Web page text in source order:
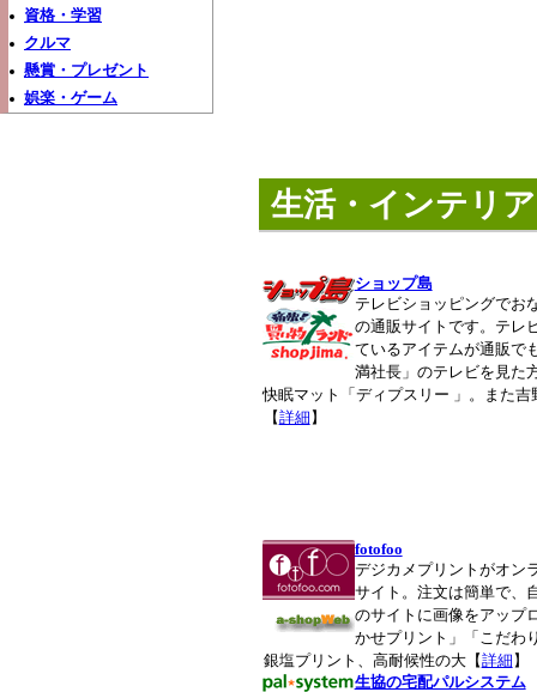
資格・学習
クルマ
懸賞・プレゼント
娯楽・ゲーム
生活・インテリ
ショップ島
テレビショッピングでお
の通販サイトです。テレ
ているアイテムが通販で
満社長」のテレビを見た
快眠マット「ディプスリー 」。また吉
【詳細 】
fotofoo
デジカメプリントがオン
サイト。注文は簡単で、
のサイトに画像をアップ
かせプリント」「こだわ
銀塩プリント、高耐候性の大【詳細 】
生協の宅配パルシステム